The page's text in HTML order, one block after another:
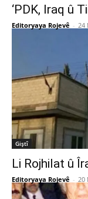
‘PDK, Iraq û
Editoryaya Rojevê - 24
Giştî
Li Rojhilat û
Editoryaya Rojevê - 20